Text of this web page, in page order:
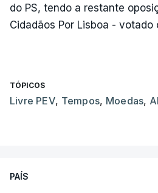
do PS, tendo a restante
Cidadãos Por Lisboa - votado
TÓPICOS
Livre PEV, Tempos, Moedas,
PAÍS